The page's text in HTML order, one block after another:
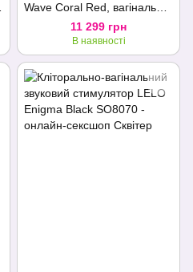
Wave Coral Red, вагінально-
кліторальний, технологія
WaveMotion, 2 мотори
11 299 грн
В наявності